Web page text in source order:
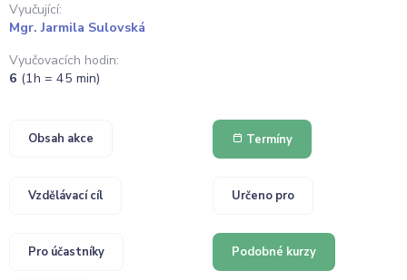
Vyučující:
Mgr. Jarmila Sulovská
Vyučovacích hodin:
6 (1h = 45 min)
Obsah akce Termíny
Vzdělávací cíl Určeno pro
Pro účastníky Podobné kurzy